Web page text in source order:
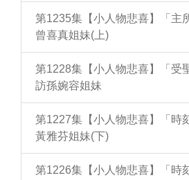
第1235集【小人物悲喜】「主
曾喜真姐妹(上)
第1228集【小人物悲喜】「受
訪孫婉容姐妹
第1227集【小人物悲喜】「時
黃雅芬姐妹(下)
第1226集【小人物悲喜】「時